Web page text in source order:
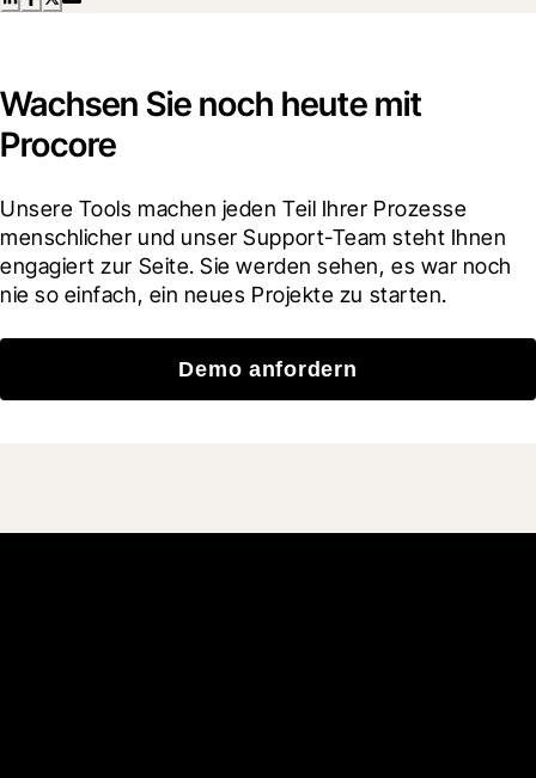
Wachsen Sie noch heute mit
Procore
Unsere Tools machen jeden Teil Ihrer Prozesse
menschlicher und unser Support-Team steht Ihnen
engagiert zur Seite. Sie werden sehen, es war noch
nie so einfach, ein neues Projekte zu starten.
Demo anfordern